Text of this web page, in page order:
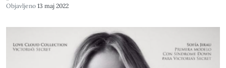
Objavljeno 13 maj 2022